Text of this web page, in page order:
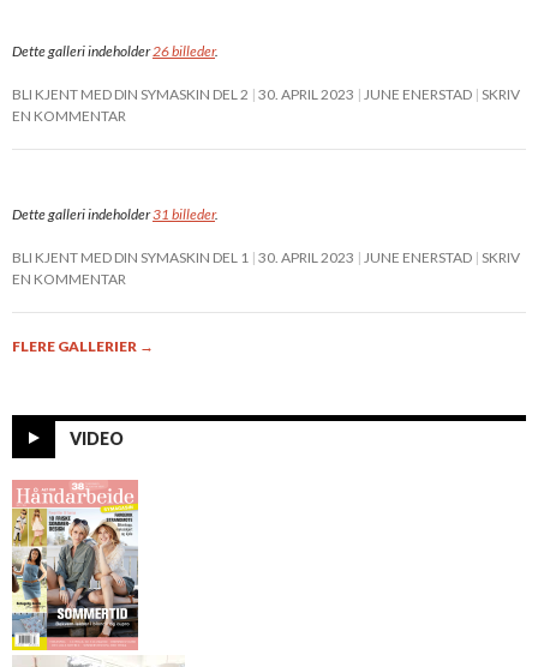
Dette galleri indeholder26 billeder.
BLI KJENT MED DIN SYMASKIN DEL 2 30. APRIL 2023 JUNE ENERSTAD SKRIV
EN KOMMENTAR
Dette galleri indeholder31 billeder.
BLI KJENT MED DIN SYMASKIN DEL 1 30. APRIL 2023 JUNE ENERSTAD SKRIV
EN KOMMENTAR
FLERE GALLERIER →
VIDEO
Alt om